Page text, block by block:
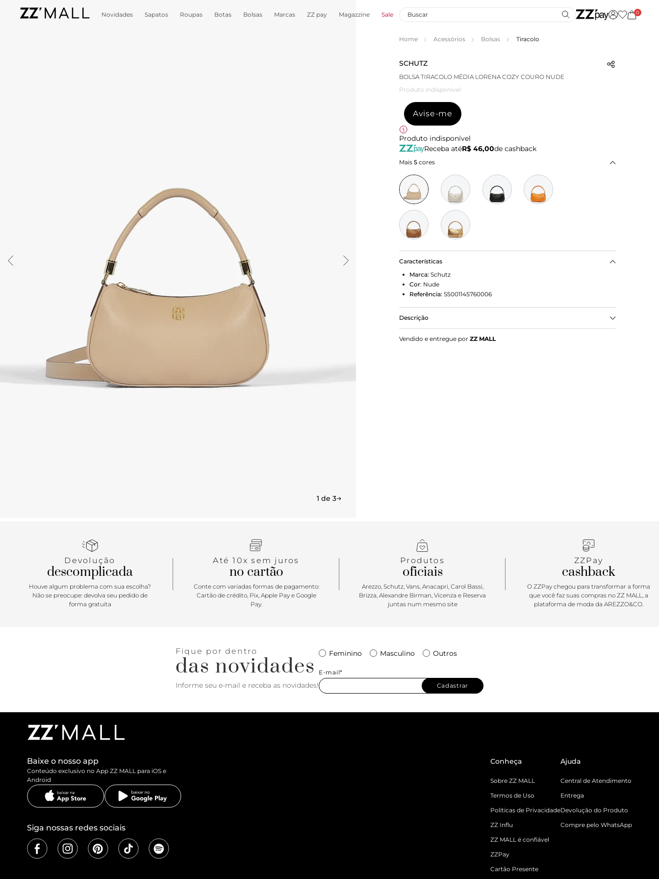
Novidades Sapatos Roupas Botas Bolsas Marcas ZZ pay Magazzine Sale 0
1 de 3
Home Acessórios Bolsas Tiracolo
SCHUTZ
BOLSA TIRACOLO MÉDIA LORENA COZY COURO NUDE
Produto indisponível
Avise-me
Produto indisponível
Receba atéR$ 46,00de cashback
Mais 5 cores
Características
Marca: Schutz
Cor: Nude
Referência: S5001145760006
Descrição
ENVIAR Bolsa Tiracolo MÃ©dia Lorena Cozy Couro Nude
Vendido e entregue por ZZ MALL
Devolução
descomplicada
Houve algum problema com sua escolha?
Não se preocupe: devolva seu pedido de
forma gratuita
Até 10x sem juros
no cartão
Conte com variadas formas de pagamento:
Cartão de crédito, Pix, Apple Pay e Google
Pay.
Produtos
oficiais
Arezzo, Schutz, Vans, Anacapri, Carol Bassi,
Brizza, Alexandre Birman, Vicenza e Reserva
juntas num mesmo site
ZZPay
cashback
O ZZPay chegou para transformar a forma
que você faz suas compras no ZZ MALL, a
plataforma de moda da AREZZO&CO.
Fique por dentro
das novidades
Informe seu e-mail e receba as novidades!
Feminino Masculino Outros
E-mail*
Cadastrar
Baixe o nosso app
Conteúdo exclusivo no App ZZ MALL para iOS e
Android
Siga nossas redes sociais
Conheça
Sobre ZZ MALL
Termos de Uso
Políticas de Privacidade
ZZ Influ
ZZ MALL é confiável
ZZPay
Cartão Presente
Ajuda
Central de Atendimento
Entrega
Devolução do Produto
Compre pelo WhatsApp